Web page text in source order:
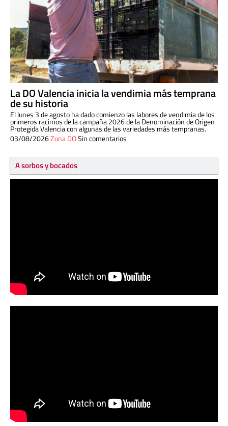
La DO Valencia inicia la vendimia más temprana
de su historia
El lunes 3 de agosto ha dado comienzo las labores de vendimia de los
primeros racimos de la campaña 2026 de la Denominación de Origen
Protegida Valencia con algunas de las variedades más tempranas.
03/08/2026Zona DOSin comentarios
A sorbos y bocados